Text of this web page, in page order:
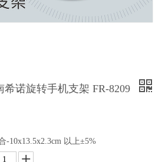
希诺旋转手机支架 FR-8209
-10x13.5x2.3cm 以上±5%